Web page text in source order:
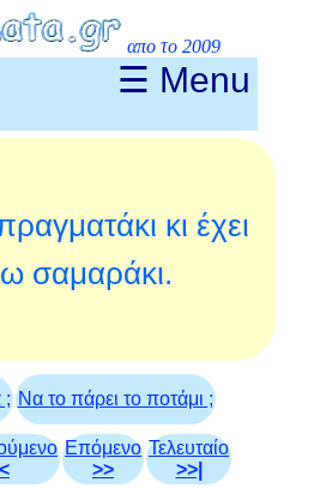
απο το 2009
☰ Menu
κι έχει
σαμαράκι.
; Να το πάρει το ποτάμι ;
Επόμενο
>>
Τελευταίο
>>|